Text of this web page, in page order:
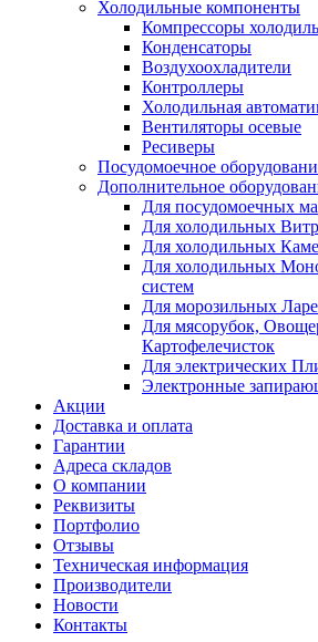
Холодильные компоненты
Компрессоры
Конденсаторы
Воздухоохладители
Контроллеры
Холодильная
Вентиляторы осевые
Ресиверы
Посудомоечное
Дополнительное
Для посудомоечных
Для холодильных
Для холодильных
Для холодильных
систем
Для морозильных
Для мясорубок,
Картофелечисток
Для электрических
Электронные
Акции
Доставка и оплата
Гарантии
Адреса складов
О компании
Реквизиты
Портфолио
Отзывы
Техническая информация
Производители
Новости
Контакты